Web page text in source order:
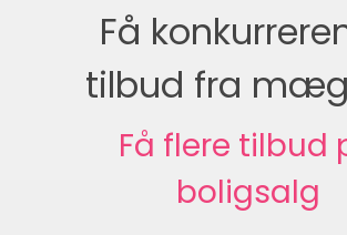
Få
tilbud fra
Få flere tilbud
boligsalg